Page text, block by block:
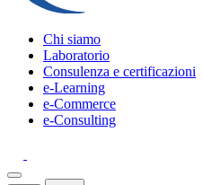
Chi siamo
Laboratorio
Consulenza e certificazioni
e-Learning
e-Commerce
e-Consulting